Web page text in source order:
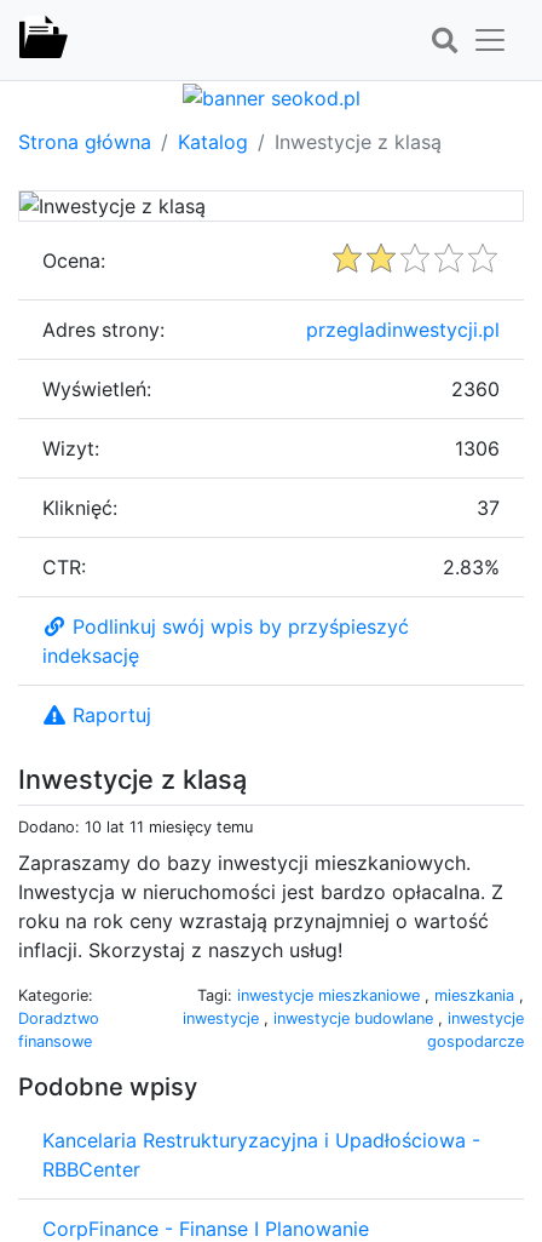
Strona główna Katalog Inwestycje z klasą
Inwestycje z klasą
Dodano: 10 lat 11 miesięcy temu
Zapraszamy do bazy inwestycji mieszkaniowych.
Inwestycja w nieruchomości jest bardzo opłacalna. Z
roku na rok ceny wzrastają przynajmniej o wartość
inflacji. Skorzystaj z naszych usług!
Kategorie:
Doradztwo
finansowe
Tagi: inwestycje mieszkaniowe , mieszkania ,
inwestycje , inwestycje budowlane , inwestycje
gospodarcze
Podobne wpisy
Kancelaria Restrukturyzacyjna i Upadłościowa -
RBBCenter
CorpFinance - Finanse I Planowanie
Ocena:
Adres strony: przegladinwestycji.pl
Wyświetleń: 2360
Wizyt: 1306
Kliknięć: 37
CTR: 2.83%
Podlinkuj swój wpis by przyśpieszyć
indeksację
Raportuj